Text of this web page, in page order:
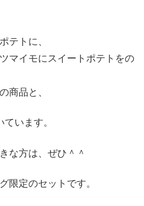
テトに、
マイモにスイートポテトをの
商品と、
います。
な方は、ぜひ＾＾
限定のセットです。